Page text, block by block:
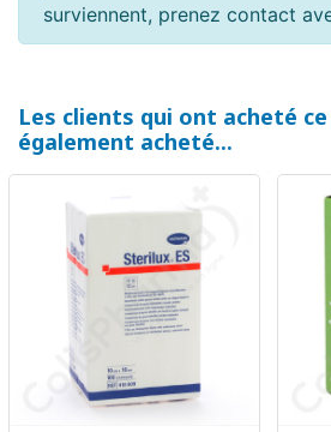
surviennent, prenez contact
Les clients qui ont acheté
également acheté...